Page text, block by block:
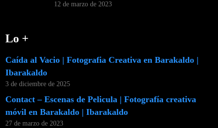
12 de marzo de 2023
Lo +
Caída al Vacio | Fotografia Creativa en Barakaldo |
Ibarakaldo
3 de diciembre de 2025
Contact – Escenas de Pelicula | Fotografía creativa
móvil en Barakaldo | Ibarakaldo
27 de marzo de 2023